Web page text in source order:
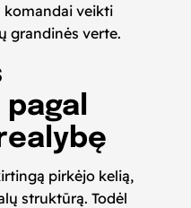
komandai veikti
grandinės verte.
pirkėjo kelią,
struktūrą. Todėl